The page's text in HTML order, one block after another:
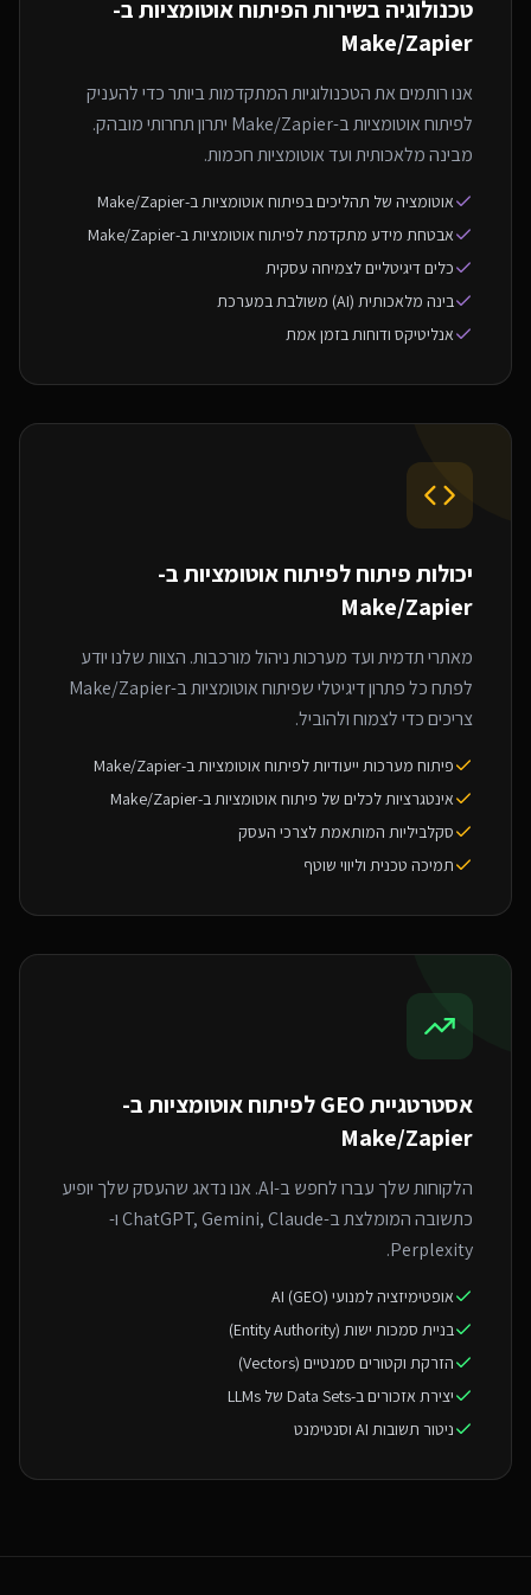
טכנולוגיה בשירות הפיתוח אוטומציות ב-
Make/Zapier
אנו רותמים את הטכנולוגיות המתקדמות ביותר כדי להעניק
לפיתוח אוטומציות ב-Make/Zapier יתרון תחרותי מובהק.
מבינה מלאכותית ועד אוטומציות חכמות.
אוטומציה של תהליכים בפיתוח אוטומציות ב-Make/Zapier
אבטחת מידע מתקדמת לפיתוח אוטומציות ב-Make/Zapier
כלים דיגיטליים לצמיחה עסקית
בינה מלאכותית (AI) משולבת במערכת
אנליטיקס ודוחות בזמן אמת
יכולות פיתוח לפיתוח אוטומציות ב-
Make/Zapier
מאתרי תדמית ועד מערכות ניהול מורכבות. הצוות שלנו יודע
לפתח כל פתרון דיגיטלי שפיתוח אוטומציות ב-Make/Zapier
צריכים כדי לצמוח ולהוביל.
פיתוח מערכות ייעודיות לפיתוח אוטומציות ב-Make/Zapier
אינטגרציות לכלים של פיתוח אוטומציות ב-Make/Zapier
סקלביליות המותאמת לצרכי העסק
תמיכה טכנית וליווי שוטף
אסטרטגיית GEO ל
פיתוח אוטומציות ב-
Make/Zapier
הלקוחות שלך עברו לחפש ב-AI. אנו נדאג שהעסק שלך יופיע
כתשובה המומלצת ב-ChatGPT, Gemini, Claude ו-
Perplexity.
אופטימיזציה למנועי AI (GEO)
בניית סמכות ישות (Entity Authority)
הזרקת וקטורים סמנטיים (Vectors)
יצירת אזכורים ב-Data Sets של LLMs
ניטור תשובות AI וסנטימנט